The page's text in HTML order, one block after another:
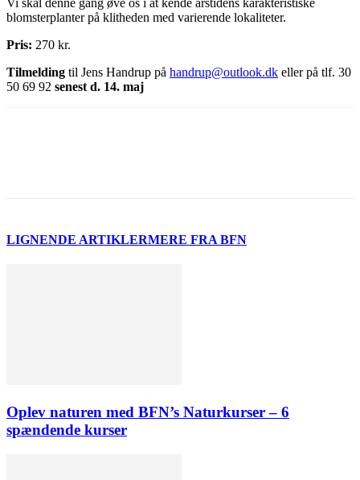
blomsterplanter på klitheden med varierende lokaliteter.
Pris: 270 kr.
Tilmelding til Jens Handrup på handrup@outlook.dk eller på tlf. 30
50 69 92 senest d. 14. maj
LIGNENDE ARTIKLERMERE FRA BFN
Oplev naturen med BFN’s Naturkurser – 6
spændende kurser